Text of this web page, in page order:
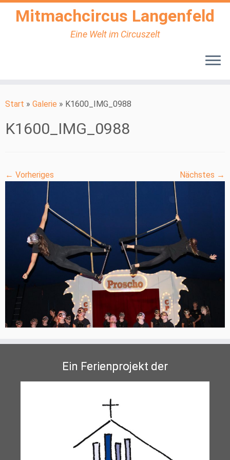
Inhalt
Mitmachcircus Langenfeld
Eine Welt im Circuszelt
Start » Galerie » K1600_IMG_0988
K1600_IMG_0988
← Vorheriges Nächstes →
Ein Ferienprojekt der